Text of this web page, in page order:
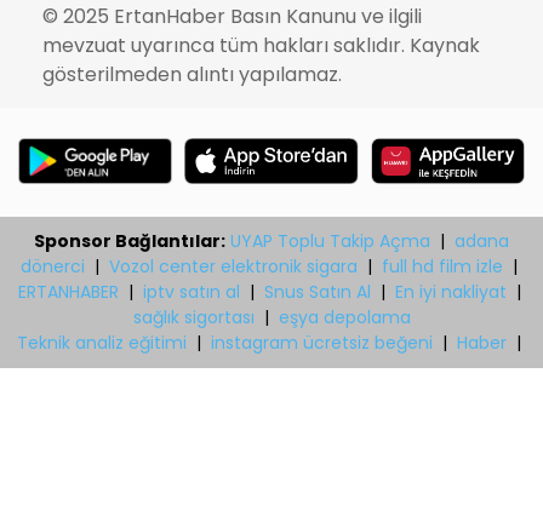
© 2025 ErtanHaber Basın Kanunu ve ilgili
mevzuat uyarınca tüm hakları saklıdır. Kaynak
gösterilmeden alıntı yapılamaz.
Sponsor Bağlantılar: UYAP Toplu Takip Açma | adana
dönerci | Vozol center elektronik sigara | full hd film izle |
ERTANHABER | iptv satın al | Snus Satın Al | En iyi nakliyat |
sağlık sigortası | eşya depolama
Teknik analiz eğitimi | instagram ücretsiz beğeni | Haber |